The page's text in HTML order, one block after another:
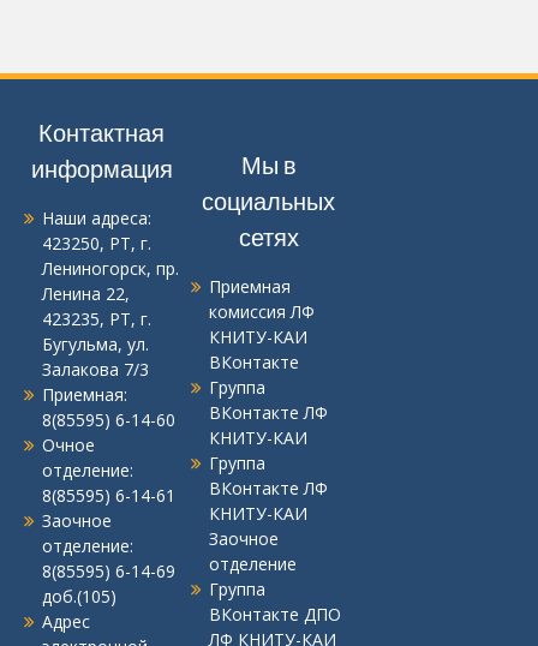
Контактная
информация
Наши адреса:
423250, РТ, г.
Лениногорск, пр.
Ленина 22,
423235, РТ, г.
Бугульма, ул.
Залакова 7/3
Приемная:
8(85595) 6-14-60
Очное
отделение:
8(85595) 6-14-61
Заочное
отделение:
8(85595) 6-14-69
доб.(105)
Адрес
Мы в
социальных
сетях
Приемная
комиссия ЛФ
КНИТУ-КАИ
ВКонтакте
Группа
ВКонтакте ЛФ
КНИТУ-КАИ
Группа
ВКонтакте ЛФ
КНИТУ-КАИ
Заочное
отделение
Группа
ВКонтакте ДПО
ЛФ КНИТУ-КАИ